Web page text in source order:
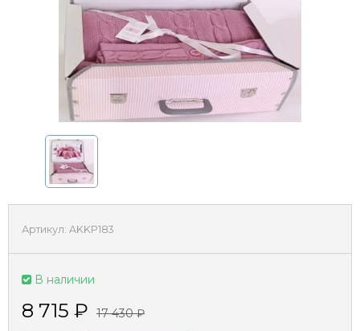
Артикул: AKKP183
В наличии
8 715 ₽ 17 430₽